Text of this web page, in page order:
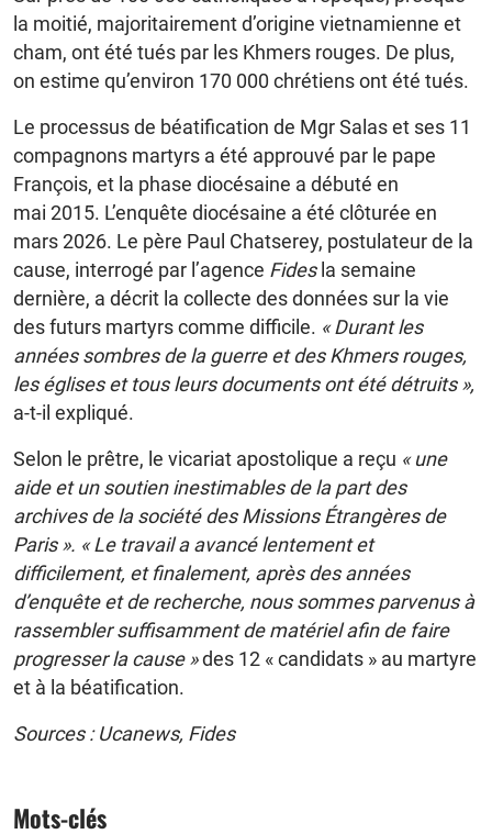
la moitié, majoritairement d’origine vietnamienne et
cham, ont été tués par les Khmers rouges. De plus,
on estime qu’environ 170 000 chrétiens ont été tués.
Le processus de béatification de Mgr Salas et ses 11
compagnons martyrs a été approuvé par le pape
François, et la phase diocésaine a débuté en
mai 2015. L’enquête diocésaine a été clôturée en
mars 2026. Le père Paul Chatserey, postulateur de la
cause, interrogé par l’agence Fidesla semaine
dernière, a décrit la collecte des données sur la vie
des futurs martyrs comme difficile. « Durant les
années sombres de la guerre et des Khmers rouges,
les églises et tous leurs documents ont été détruits »,
a-t-il expliqué.
Selon le prêtre, le vicariat apostolique a reçu « une
aide et un soutien inestimables de la part des
archives de la société des Missions Étrangères de
Paris ». « Le travail a avancé lentement et
difficilement, et finalement, après des années
d’enquête et de recherche, nous sommes parvenus à
rassembler suffisamment de matériel afin de faire
progresser la cause »des 12 « candidats » au martyre
et à la béatification.
Sources : Ucanews, Fides
Mots-clés